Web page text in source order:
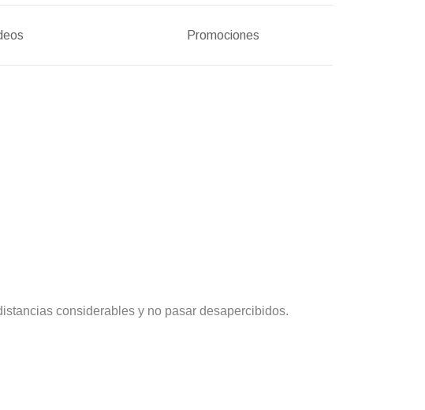
Promociones
considerables y no pasar desapercibidos.